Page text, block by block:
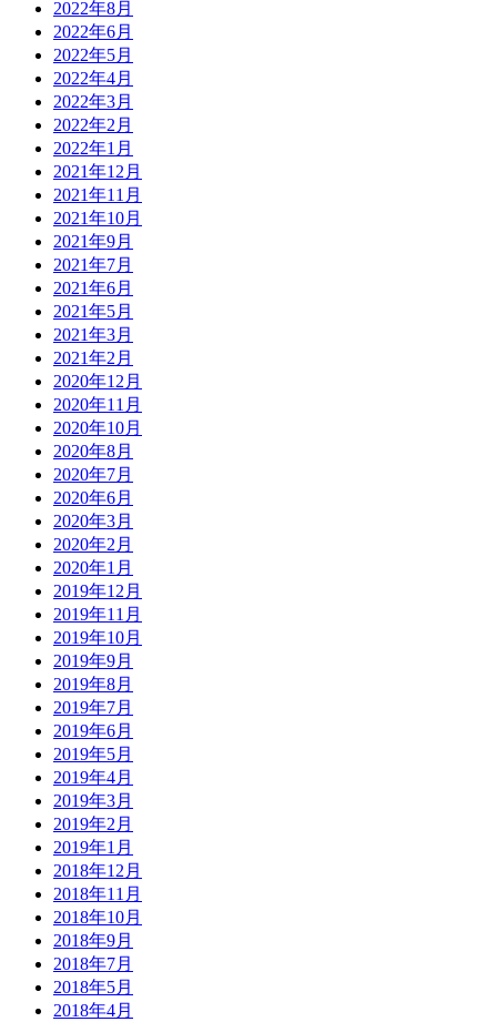
2022年8月
2022年6月
2022年5月
2022年4月
2022年3月
2022年2月
2022年1月
2021年12月
2021年11月
2021年10月
2021年9月
2021年7月
2021年6月
2021年5月
2021年3月
2021年2月
2020年12月
2020年11月
2020年10月
2020年8月
2020年7月
2020年6月
2020年3月
2020年2月
2020年1月
2019年12月
2019年11月
2019年10月
2019年9月
2019年8月
2019年7月
2019年6月
2019年5月
2019年4月
2019年3月
2019年2月
2019年1月
2018年12月
2018年11月
2018年10月
2018年9月
2018年7月
2018年5月
2018年4月